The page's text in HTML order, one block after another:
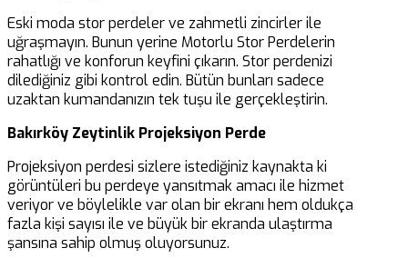
Eski moda stor perdeler ve zahmetli zincirler ile
uğraşmayın. Bunun yerine Motorlu Stor Perdelerin
rahatlığı ve konforun keyfini çıkarın. Stor perdenizi
dilediğiniz gibi kontrol edin. Bütün bunları sadece
uzaktan kumandanızın tek tuşu ile gerçekleştirin.
Bakırköy Zeytinlik Projeksiyon Perde
Projeksiyon perdesi sizlere istediğiniz kaynakta ki
görüntüleri bu perdeye yansıtmak amacı ile hizmet
veriyor ve böylelikle var olan bir ekranı hem oldukça
fazla kişi sayısı ile ve büyük bir ekranda ulaştırma
şansına sahip olmuş oluyorsunuz.